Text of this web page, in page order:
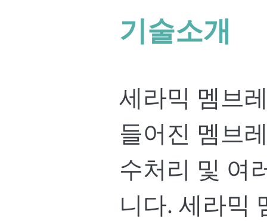
기술소개
세라믹 멤브
들어진 멤브
수처리 및 여
니다. 세라믹